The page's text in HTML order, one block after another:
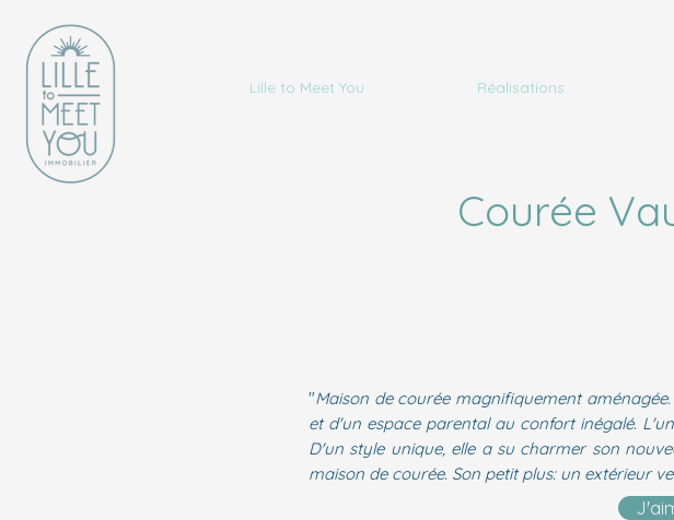
Lille to Meet You Réalisations
Courée
"Maison de courée magnifiquement
et d'un espace parental au confort inégalé.
D'un style unique, elle a su charmer son
maison de courée. Son petit plus: un extérieur